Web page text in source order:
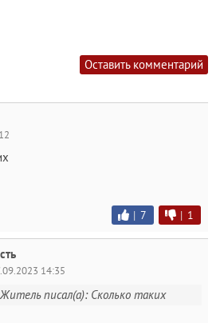
Оставить комментарий
| 7 | 1
14:35
Житель писал(а): Сколько таких